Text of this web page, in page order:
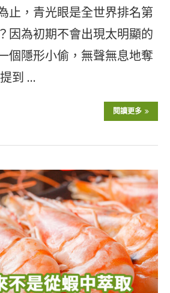
止，青光眼是全世界排名第
因為初期不會出現太明顯的
個隱形小偷，無聲無息地奪
到 …
閱讀更多